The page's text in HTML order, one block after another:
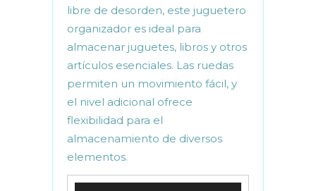
libre de desorden, este juguetero
organizador es ideal para
almacenar juguetes, libros y otros
artículos esenciales. Las ruedas
permiten un movimiento fácil, y
el nivel adicional ofrece
flexibilidad para el
almacenamiento de diversos
elementos.